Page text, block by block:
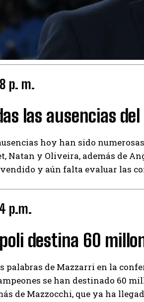
p. m.
las ausencias
hoy han sido
Natan y Oliveira, además de
y aún falta evaluar las
p.m.
destina 60
palabras de Mazzarri en la
se han destinado 60
de Mazzocchi, que ya ha